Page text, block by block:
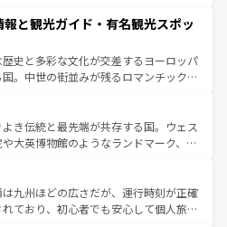
風土や気候が異なるスペインはその個
照してほしい。
まっている。華麗な宮殿、歴史的な大
、そして豊かな自然が、訪れる者を心
、フランスは美食の国としても知ら
ユネスコ無形文化遺産にも登録されて
畑など、多彩な楽しみ方が可能だ。さ
地域にも魅力が溢れており、どの街角に
が息づいている。パリ以外の個性あふ
報と観光ガイド・有名観光スポッ
歴史と多彩な文化が交差するヨーロッパ
。中世の街並みが残るロマンチック街
どこを歩いても飽きることがない。ベ
、バイエルン州のアルプスの絶景、そ
ワイン畑といった風景は必見。ビール
ひ体験してほしい。 なお、新着の
テンツ一覧を参照してほしい。
き伝統と最先端が共存する国。ウェス
大英博物館のようなランドマーク、歴
力がある。また、優雅なアフタヌーン
にはたまらない英国パブ、サッカー観
こそできる体験も豊富。イギリスを旅
九州ほどの広さだが、運行時刻が正確
ており、初心者でも安心して個人旅行